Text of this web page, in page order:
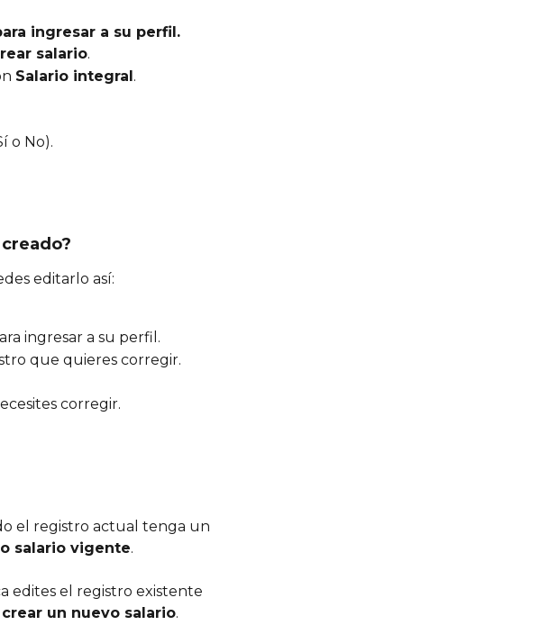
ingresar a su perfil.
salario.
Salario integral.
o No).
editarlo así:
ingresar a su perfil.
que quieres corregir.
corregir.
el registro actual tenga un
salario vigente.
edites el registro existente
crear un nuevo salario.